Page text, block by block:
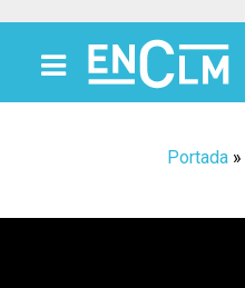
Portada»